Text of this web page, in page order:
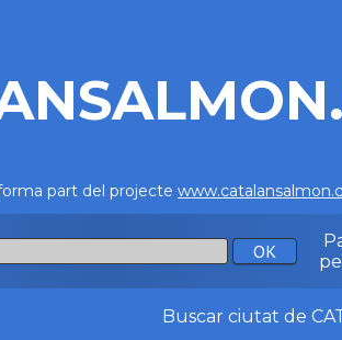
part del projecte
Buscar ciutat de